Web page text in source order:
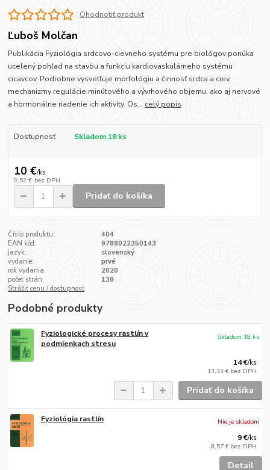
Ohodnotiť produkt
Ľuboš Molčan
Publikácia Fyziológia srdcovo-cievneho systému pre biológov ponúka
ucelený pohľad na stavbu a funkciu kardiovaskulárneho systému
cicavcov. Podrobne vysvetľuje morfológiu a činnosť srdca a ciev,
mechanizmy regulácie minútového a vývrhového objemu, ako aj nervové
a hormonálne riadenie ich aktivity. Os... celý popis
Dostupnosť Skladom 18 ks
10 €/ks
9,52 € bez DPH
Pridať do košíka
Číslo produktu:
404
EAN kód:
9788022350143
jazyk:
slovenský
vydanie:
prvé
rok vydania:
2020
počet strán:
138
Strážiť cenu / dostupnosť
Podobné produkty
Fyziologické procesy rastlín v
podmienkach stresu
14 €/ks
13,33 € bez DPH
Skladom 18 ks
Pridať do košíka
Fyziológia rastlín
9 €/ks
8,57 € bez DPH
Nie je skladom
Detail